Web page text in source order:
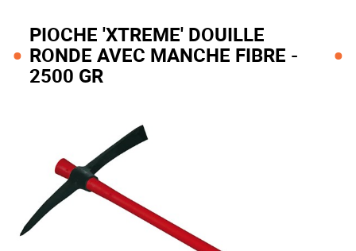
PIOCHE 'XTREME' DOUILLE
RONDE AVEC MANCHE FIBRE -
2500 GR